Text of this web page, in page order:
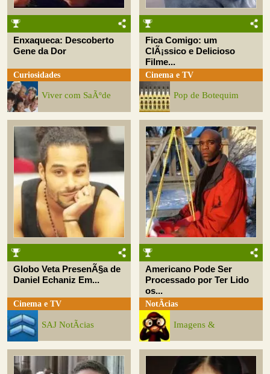
Enxaqueca: Descoberto
Gene da Dor
Curiosidades
Viver com SaÃºde
Fica Comigo: um
ClÃ¡ssico e Delicioso
Filme...
Cinema e TV
Pop de Botequim
Globo Veta PresenÃ§a de
Daniel Echaniz Em...
Cinema e TV
SAJ NotÃ­cias
Americano Pode Ser
Processado por Ter Lido
os...
NotÃ­cias
Imagens &